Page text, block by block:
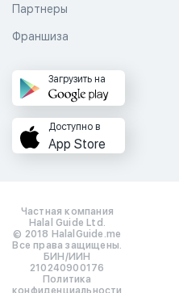
Партнеры
Франшиза
Загрузить на
Доступно в
App Store
Частная компания
Halal Guide Ltd.
© 2018 HalalGuide.me
Все права защищены.
БИН/ИИН
210240900176
Политика
конфиденциальности